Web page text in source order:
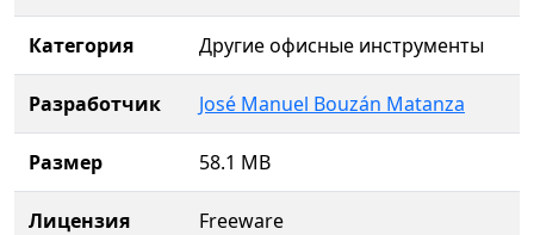
Категория Другие офисные инструменты
Разработчик José Manuel Bouzán Matanza
Размер 58.1 MB
Лицензия Freeware